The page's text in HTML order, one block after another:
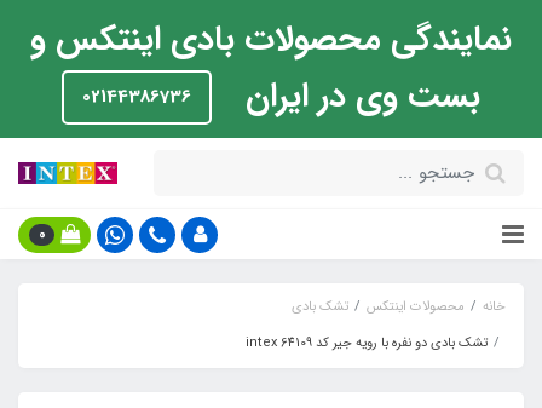
نمایندگی محصولات بادی اینتکس و
بست وی در ایران
02144386736
0
خانه محصولات اینتکس
تشک بادی
تشک بادی دو نفره با رویه جیر کد intex 64109